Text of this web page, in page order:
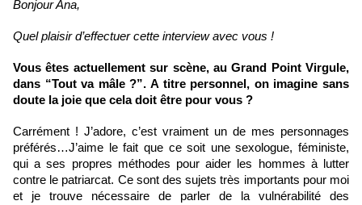
Bonjour Ana,
Quel plaisir d’effectuer cette interview avec vous !
Vous êtes actuellement sur scène, au Grand Point Virgule,
dans “Tout va mâle ?”. A titre personnel, on imagine sans
doute la joie que cela doit être pour vous ?
Carrément ! J’adore, c’est vraiment un de mes personnages
préférés…J’aime le fait que ce soit une sexologue, féministe,
qui a ses propres méthodes pour aider les hommes à lutter
contre le patriarcat. Ce sont des sujets très importants pour moi
et je trouve nécessaire de parler de la vulnérabilité des